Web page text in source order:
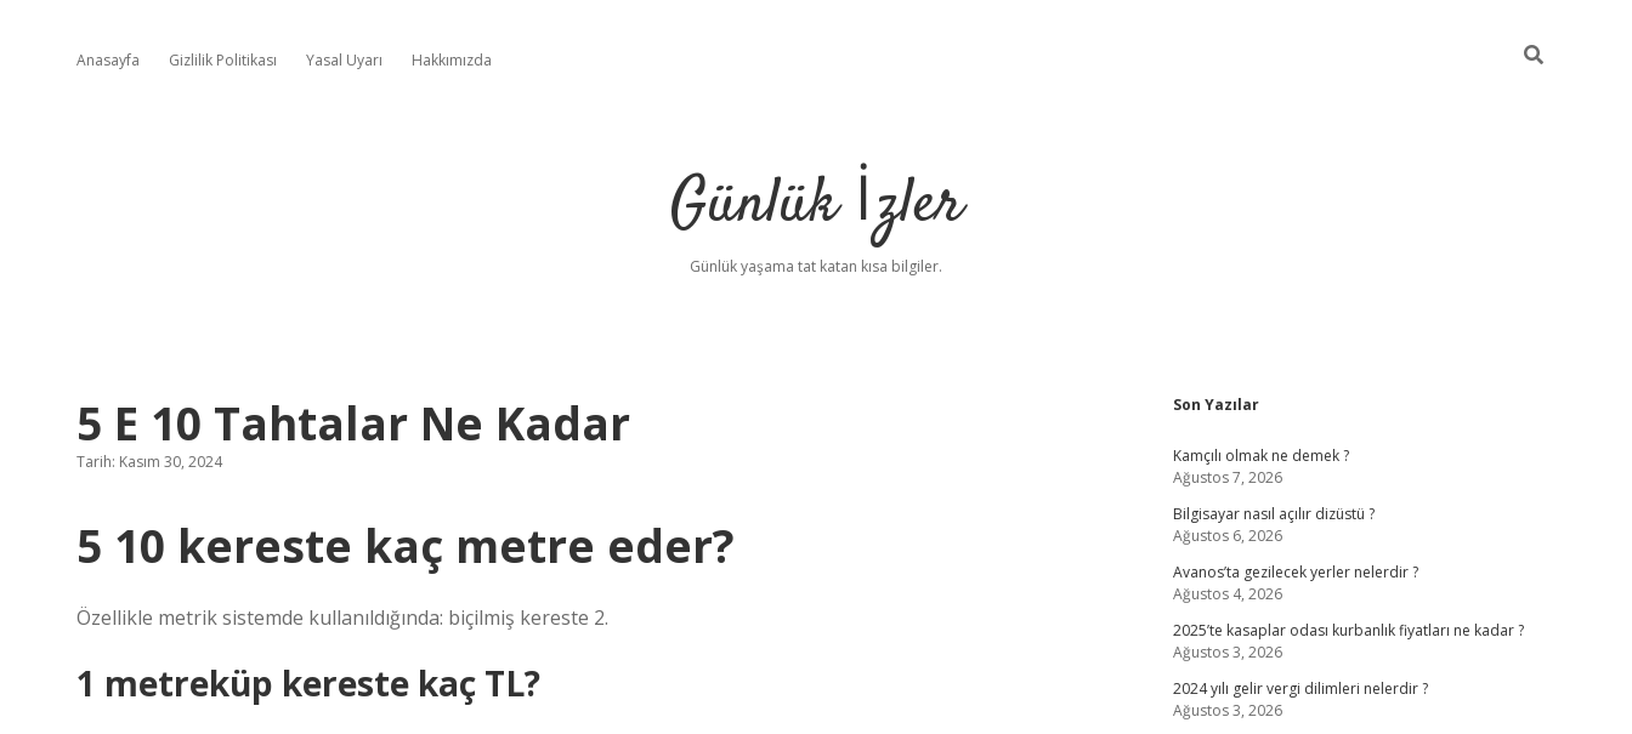
Anasayfa Gizlilik Politikası Yasal Uyarı Hakkımızda
Günlük İzler
Günlük yaşama tat katan kısa bilgiler.
5 E 10 Tahtalar Ne Kadar
Tarih: Kasım 30, 2024
5 10 kereste kaç metre eder?
Özellikle metrik sistemde kullanıldığında: biçilmiş kereste 2.
1 metreküp kereste kaç TL?
Sidebar
Son Yazılar
Kamçılı olmak ne demek ?
Ağustos 7, 2026
Bilgisayar nasıl açılır dizüstü ?
Ağustos 6, 2026
Avanos’ta gezilecek yerler nelerdir ?
Ağustos 4, 2026
2025’te kasaplar odası kurbanlık fiyatları ne kadar ?
Ağustos 3, 2026
2024 yılı gelir vergi dilimleri nelerdir ?
Ağustos 3, 2026